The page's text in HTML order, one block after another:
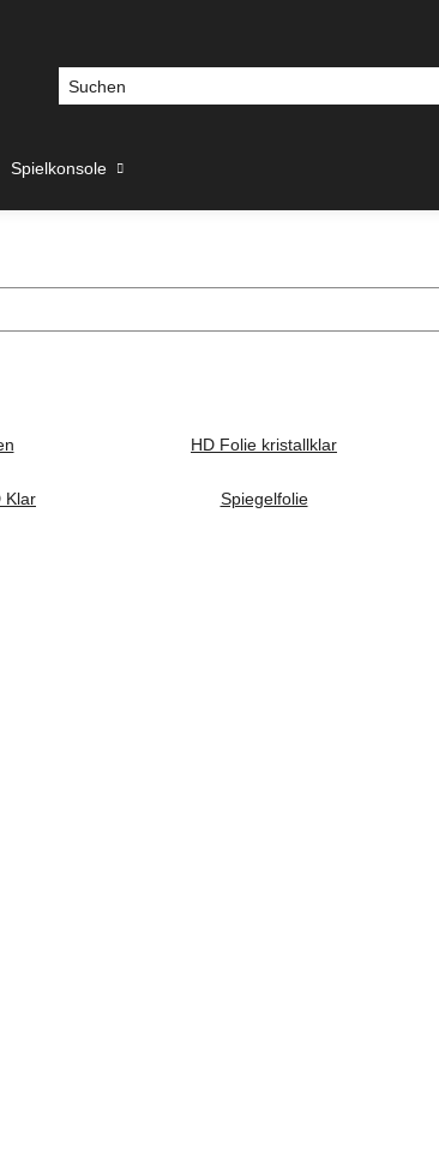
Spielkonsole
HD Folie kristallklar
Klar Spiegelfolie